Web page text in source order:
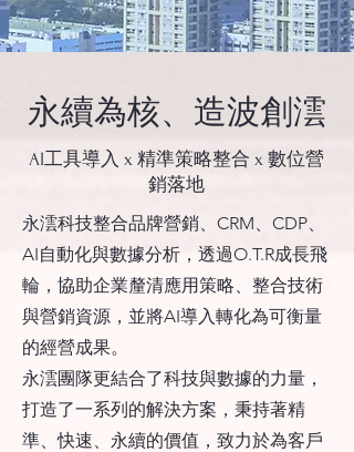
​永續為核、造波創澐
AI工具導入 x 精準策略整合 x 數位營
銷落地
永澐科技整合品牌營銷、CRM、CDP、
AI自動化與數據分析，透過O.T.R成長飛
輪，協助企業釐清應用策略、整合技術
與營銷資源，並將AI導入轉化為可衡量
的經營成果。
永澐團隊更結合了科技與數據的力量，
打造了一系列的解決方案，秉持著精
準、快速、永續的價值，致力於為客戶